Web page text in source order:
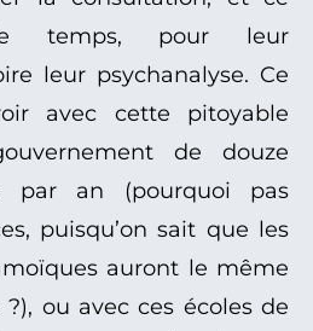
temps, pour leur
leur psychanalyse. Ce
avec cette pitoyable
de douze
par an (pourquoi pas
puisqu’on sait que les
auront le même
ou avec ces écoles de